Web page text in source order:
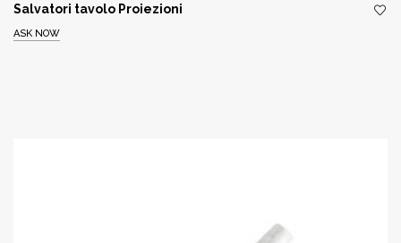
Salvatori tavolo Proiezioni
ASK NOW